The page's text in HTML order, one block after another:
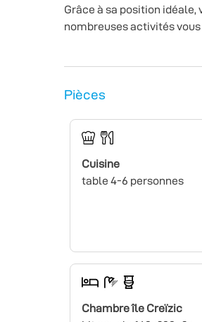
Grâce à sa position
nombreuses activités
Pièces
Cuisine
table 4-6 personnes
Chambre île Creïzic